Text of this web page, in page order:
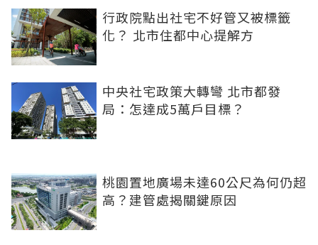
行政院點出社宅不好管又被標籤
化？ 北市住都中心提解方
中央社宅政策大轉彎 北市都發
局：怎達成5萬戶目標？
桃園置地廣場未達60公尺為何仍超
高？建管處揭關鍵原因